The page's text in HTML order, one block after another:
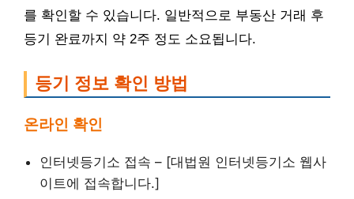
를 확인할 수 있습니다. 일반적으로 부동산 거래 후
등기 완료까지 약 2주 정도 소요됩니다.
등기 정보 확인 방법
온라인 확인
인터넷등기소 접속 – [대법원 인터넷등기소 웹사
이트에 접속합니다.]